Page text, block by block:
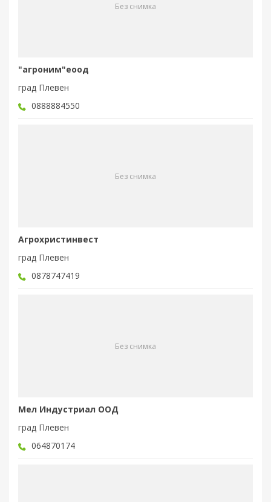
Без снимка
"агроним"еоод
град Плевен
0888884550
Без снимка
Агрохристинвест
град Плевен
0878747419
Без снимка
Мел Индустриал ООД
град Плевен
064870174